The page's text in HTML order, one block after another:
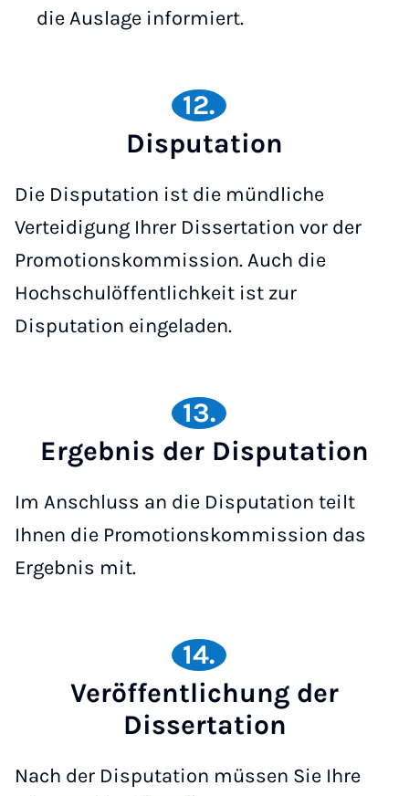
die Auslage informiert.
12.
Disputation
Die Disputation ist die mündliche
Verteidigung Ihrer Dissertation vor der
Promotionskommission. Auch die
Hochschulöffentlichkeit ist zur
Disputation eingeladen.
13.
Ergebnis der Disputation
Im Anschluss an die Disputation teilt
Ihnen die Promotionskommission das
Ergebnis mit.
14.
Veröffentlichung der
Dissertation
Nach der Disputation müssen Sie Ihre